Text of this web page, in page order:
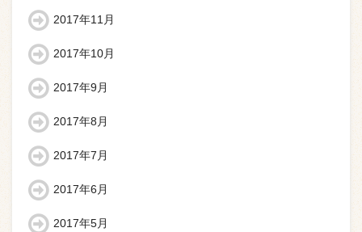
2017年11月
2017年10月
2017年9月
2017年8月
2017年7月
2017年6月
2017年5月